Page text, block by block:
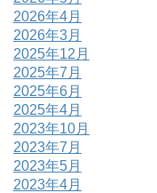
2026年4月
2026年3月
2025年12月
2025年7月
2025年6月
2025年4月
2023年10月
2023年7月
2023年5月
2023年4月